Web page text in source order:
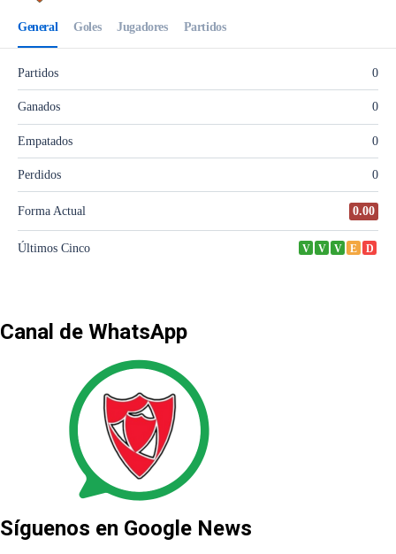
Canal de WhatsApp
Síguenos en Google News